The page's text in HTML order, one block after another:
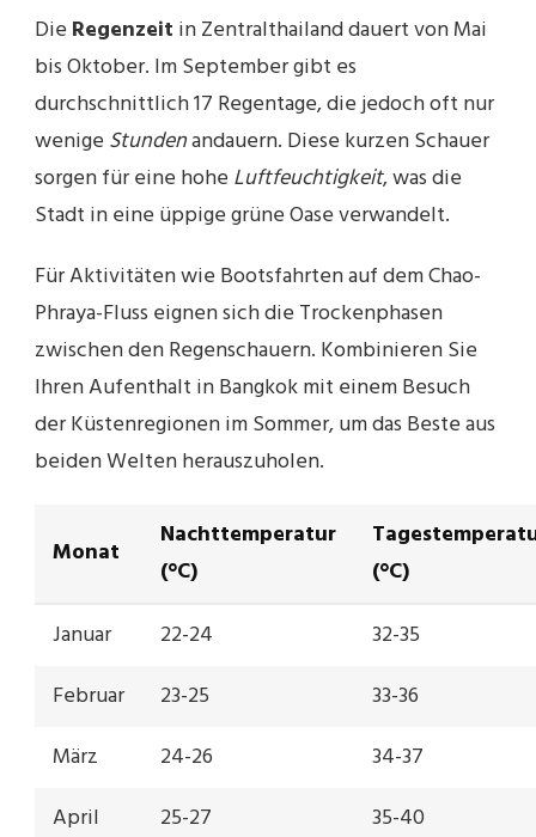
Die Regenzeit in Zentralthailand dauert von Mai
bis Oktober. Im September gibt es
durchschnittlich 17 Regentage, die jedoch oft nur
wenige Stundenandauern. Diese kurzen Schauer
sorgen für eine hohe Luftfeuchtigkeit, was die
Stadt in eine üppige grüne Oase verwandelt.
Für Aktivitäten wie Bootsfahrten auf dem Chao-
Phraya-Fluss eignen sich die Trockenphasen
zwischen den Regenschauern. Kombinieren Sie
Ihren Aufenthalt in Bangkok mit einem Besuch
der Küstenregionen im Sommer, um das Beste aus
beiden Welten herauszuholen.
Monat
Nachttemperatur
(°C)
(°C)
Januar
22-24
32-35
Februar
23-25
33-36
März
24-26
34-37
April
25-27 35-40